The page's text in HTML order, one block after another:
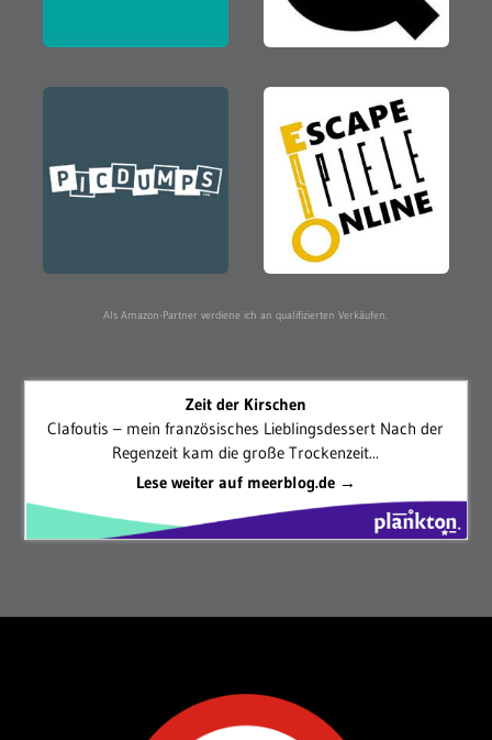
Als Amazon-Partner verdiene ich an qualifizierten Verkäufen.
Zeit der Kirschen
Clafoutis – mein französisches Lieblingsdessert Nach der
Regenzeit kam die große Trockenzeit...
Lese weiter auf meerblog.de →